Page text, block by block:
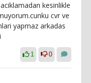
kesinlikle
cvr ve
yapmaz arkadas
1 0